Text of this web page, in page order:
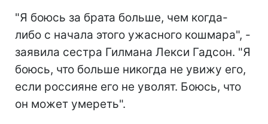
"Я боюсь за брата больше, чем когда-
либо с начала этого ужасного кошмара", -
заявила сестра Гилмана Лекси Гадсон. "Я
боюсь, что больше никогда не увижу его,
если россияне его не уволят. Боюсь, что
он может умереть".